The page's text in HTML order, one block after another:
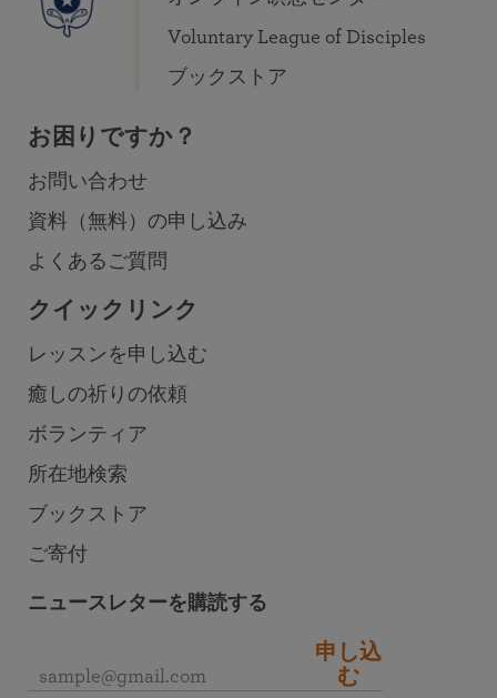
Voluntary League of Disciples
ブックストア
お困りですか？
お問い合わせ
資料（無料）の申し込み
よくあるご質問
クイックリンク
レッスンを申し込む
癒しの祈りの依頼
ボランティア
所在地検索
ブックストア
ご寄付
ニュースレターを購読する
申し込
む